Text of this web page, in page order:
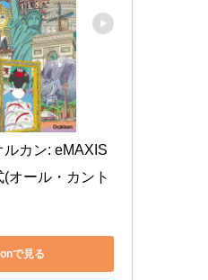
カン: eMAXIS
オール・カント
で見る